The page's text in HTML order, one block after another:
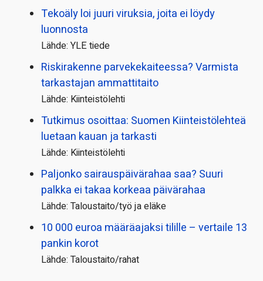
Tekoäly loi juuri viruksia, joita ei löydy
luonnosta
Lähde: YLE tiede
Riskirakenne parvekekaiteessa? Varmista
tarkastajan ammattitaito
Lähde: Kiinteistölehti
Tutkimus osoittaa: Suomen Kiinteistölehteä
luetaan kauan ja tarkasti
Lähde: Kiinteistölehti
Paljonko sairauspäivä­rahaa saa? Suuri
palkka ei takaa korkeaa päivärahaa
Lähde: Taloustaito/työ ja eläke
10 000 euroa määräajaksi tilille – vertaile 13
pankin korot
Lähde: Taloustaito/rahat